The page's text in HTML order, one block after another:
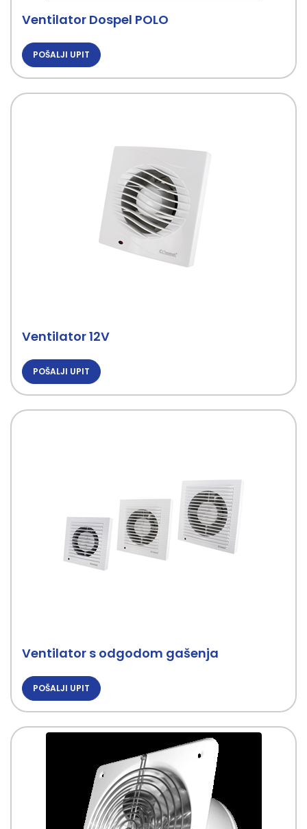
Ventilator Dospel POLO
POŠALJI UPIT
Ventilator 12V
POŠALJI UPIT
Ventilator s odgodom gašenja
POŠALJI UPIT